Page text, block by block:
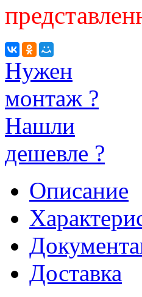
Нужен
монтаж ?
Нашли
дешевле ?
Описание
Доставка